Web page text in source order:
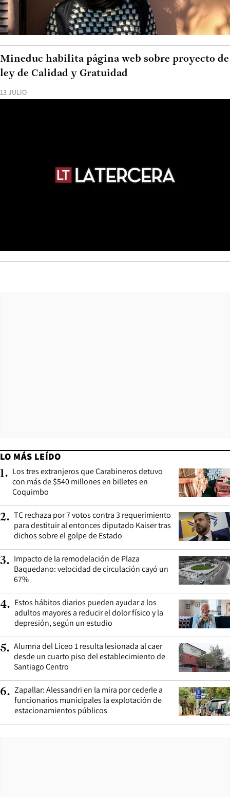
13 JULIO
Mineduc habilita página web sobre proyecto de
ley de Calidad y Gratuidad
LO MÁS LEÍDO
1. Los tres extranjeros que Carabineros detuvo
con más de $540 millones en billetes en
Coquimbo
2. TC rechaza por 7 votos contra 3 requerimiento
para destituir al entonces diputado Kaiser tras
dichos sobre el golpe de Estado
3. Impacto de la remodelación de Plaza
Baquedano: velocidad de circulación cayó un
67%
4. Estos hábitos diarios pueden ayudar a los
adultos mayores a reducir el dolor físico y la
depresión, según un estudio
5. Alumna del Liceo 1 resulta lesionada al caer
desde un cuarto piso del establecimiento de
Santiago Centro
6. Zapallar: Alessandri en la mira por cederle a
funcionarios municipales la explotación de
estacionamientos públicos